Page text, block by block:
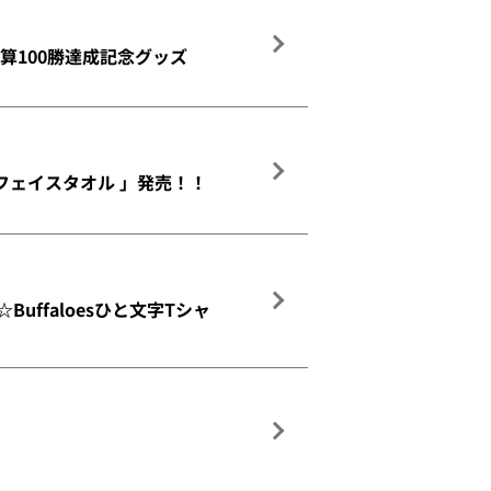
100勝達成記念グッズ
イスタオル 」発売！！
ひと文字Tシャ